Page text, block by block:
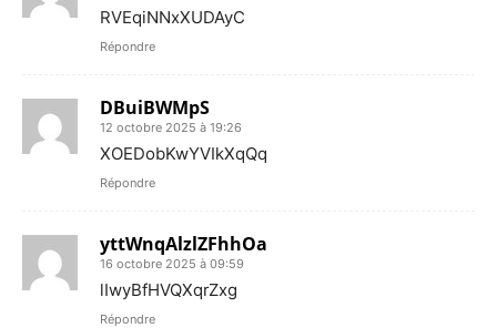
RVEqiNNxXUDAyC
Répondre
DBuiBWMpS
12 octobre 2025 à 19:26
XOEDobKwYVIkXqQq
Répondre
yttWnqAlzlZFhhOa
16 octobre 2025 à 09:59
lIwyBfHVQXqrZxg
Répondre